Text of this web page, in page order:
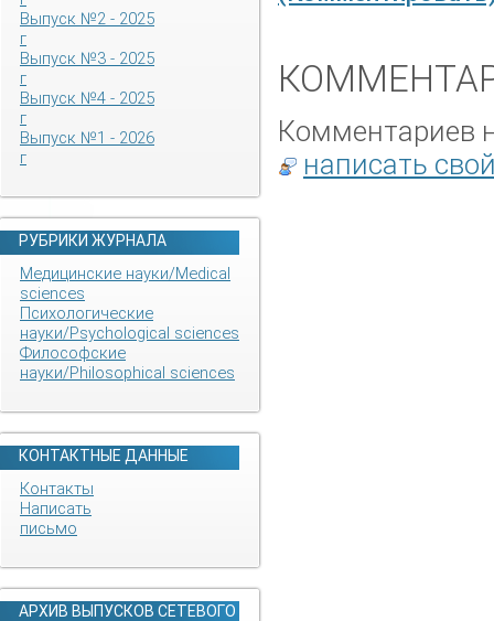
Выпуск №2 - 2025
г
Выпуск №3 - 2025
г
Выпуск №4 - 2025
г
Выпуск №1 - 2026
г
РУБРИКИ ЖУРНАЛА
Медицинские науки/Medical
sciences
Психологические
науки/Psychological sciences
Философские
науки/Philosophical sciences
КОНТАКТНЫЕ ДАННЫЕ
Контакты
Написать
письмо
АРХИВ ВЫПУСКОВ СЕТЕВОГО
Комментариев
написать